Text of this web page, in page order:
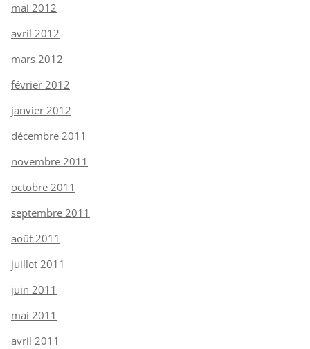
mai 2012
avril 2012
mars 2012
février 2012
janvier 2012
décembre 2011
novembre 2011
octobre 2011
septembre 2011
août 2011
juillet 2011
juin 2011
mai 2011
avril 2011